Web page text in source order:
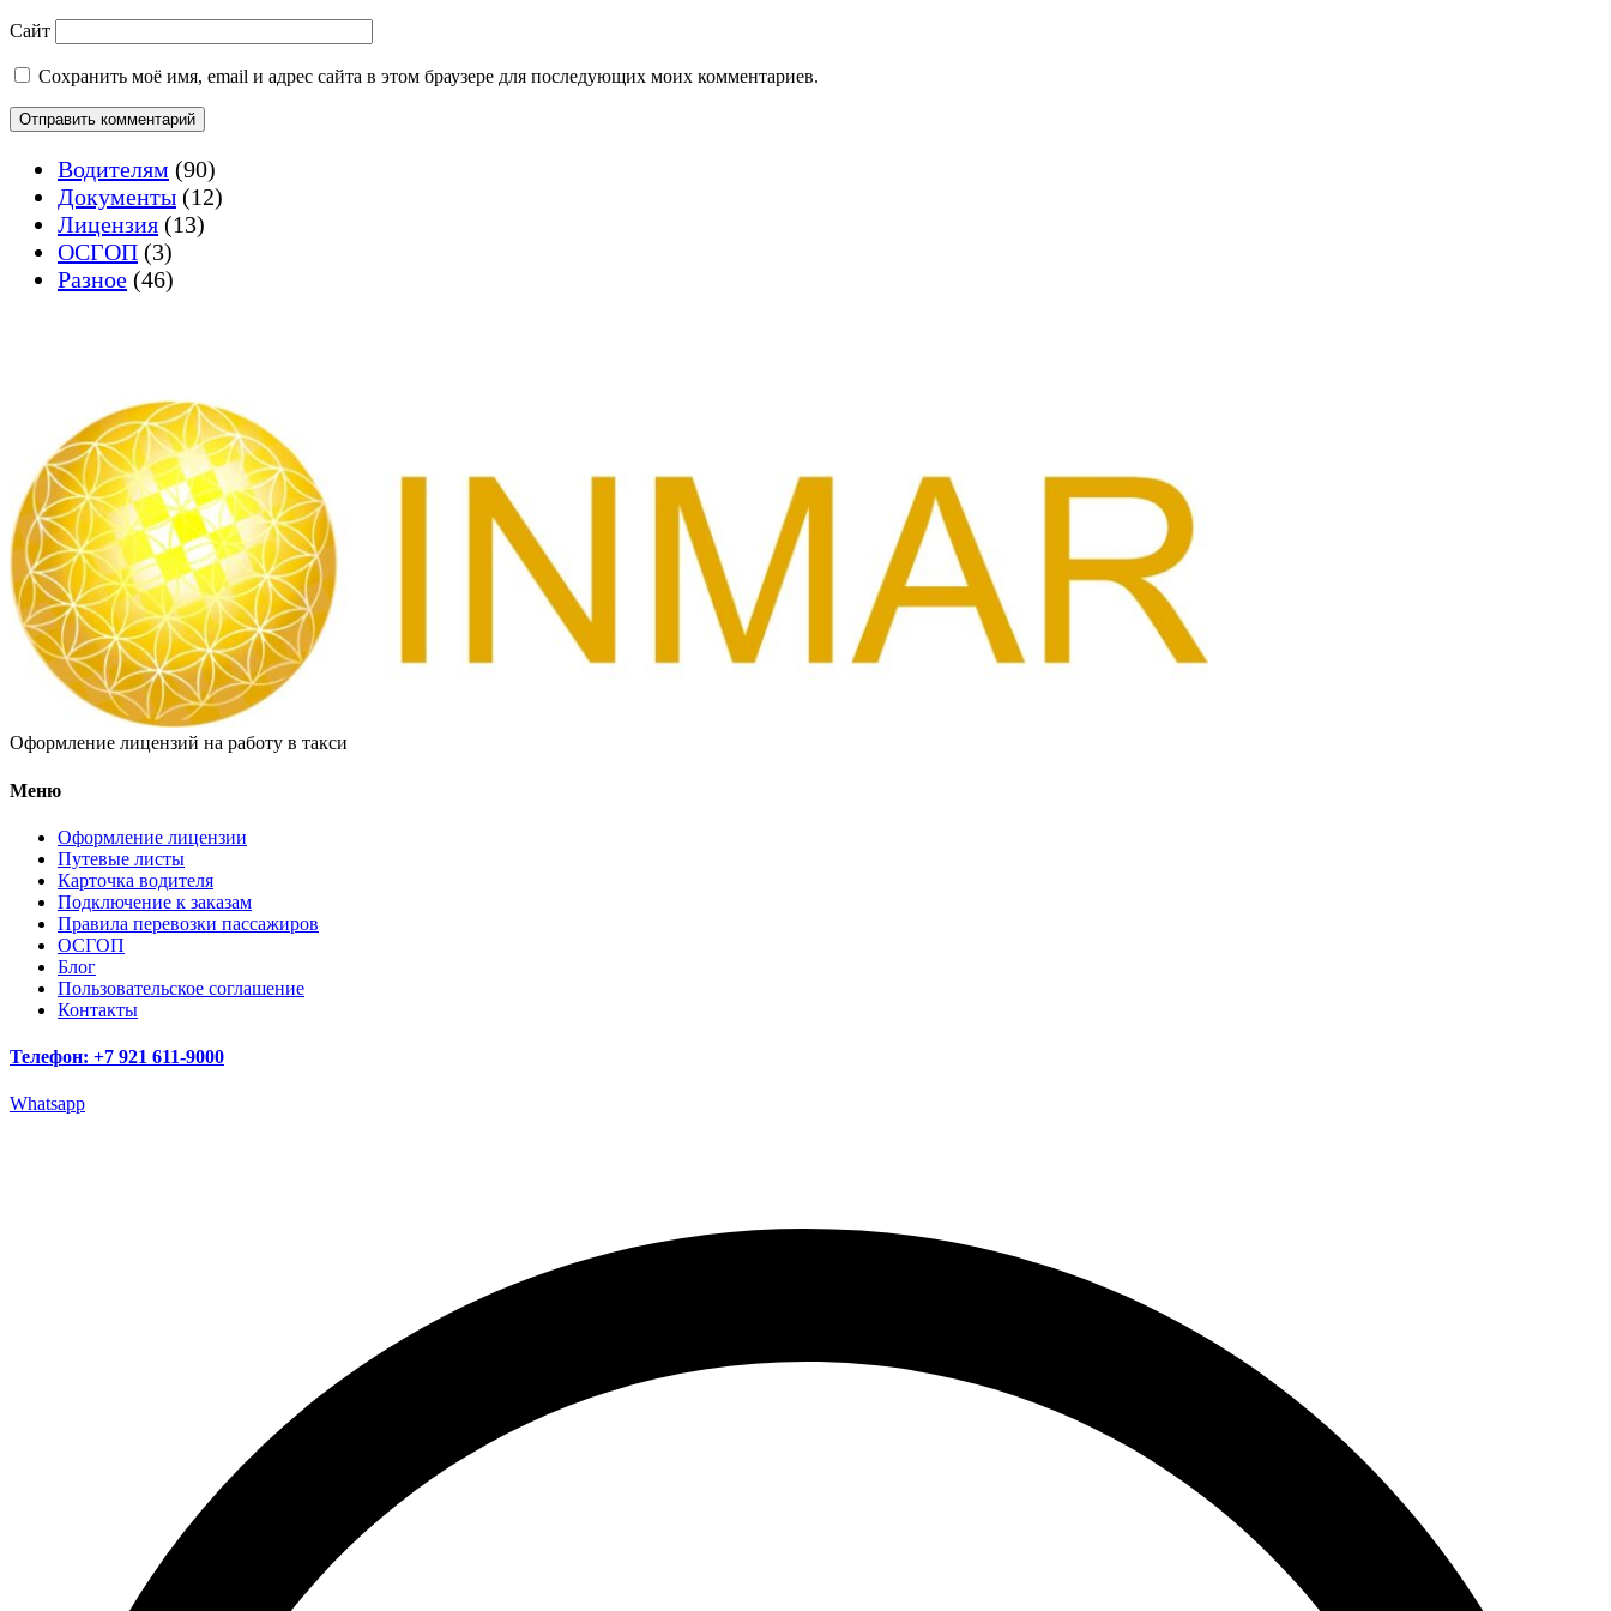
Сайт
Сохранить моё имя, email и адрес сайта в этом браузере для последующих моих комментариев.
Водителям (90)
Документы (12)
Лицензия (13)
ОСГОП (3)
Разное (46)
Оформление лицензий на работу в такси
Меню
Оформление лицензии
Путевые листы
Карточка водителя
Подключение к заказам
Правила перевозки пассажиров
ОСГОП
Блог
Пользовательское соглашение
Контакты
Телефон: +7 921 611-9000
Whatsapp